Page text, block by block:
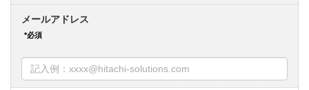
メールアドレス